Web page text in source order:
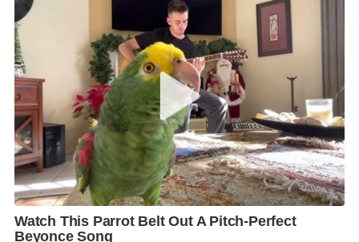
พรรคไทยสร้างไทยเสนอลงเว็บไซต์รัฐสภาแล้ว
ในวันนี้ พรรคไทยสร้างไทย จึงเริ่มคิกออฟแคมเปญ
#บำนาญประชาชนเดือนละ3000บาท ที่จ.กาฬสินธุ์ เพื่อ
ให้พี่น้องประชาชนร่วมลงชื่อสนับสนุนกฎหมาย เพื่อผลัก
ดันสวัสดิการดูแลผู้สูงอายุ รองรับสังคมผู้สูงวัย ซึ่งเป็นหลัก
นโยบายดูแลตั้งแต่ “เกิดจนแก่” ของพรรค เพื่อให้พี่น้อง
ประชาชนได้มี “ชีวิตที่มีคุณภาพอย่างมีศักดิ์ศรี” สร้าง
สุขภาพให้คนไทย “แข็งแรงก่อนป่วย รวยก่อนแก่” จึงขอ
เชิญชวนให้พี่น้องประชาชนร่วมลงชื่อสนับสนุนกฎหมาย
ผ่านช่องทาง